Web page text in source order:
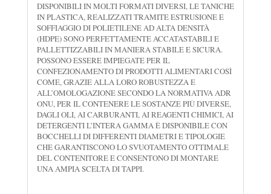
DISPONIBILI IN MOLTI FORMATI DIVERSI, LE TANICHE
IN PLASTICA, REALIZZATI TRAMITE ESTRUSIONE E
SOFFIAGGIO DI POLIETILENE AD ALTA DENSITÀ
(HDPE) SONO PERFETTAMENTE ACCATASTABILI E
PALLETTIZZABILI IN MANIERA STABILE E SICURA.
POSSONO ESSERE IMPIEGATE PER IL
CONFEZIONAMENTO DI PRODOTTI ALIMENTARI COSÌ
COME, GRAZIE ALLA LORO ROBUSTEZZA E
ALL’OMOLOGAZIONE SECONDO LA NORMATIVA ADR
ONU, PER IL CONTENERE LE SOSTANZE PIÙ DIVERSE,
DAGLI OLI, AI CARBURANTI, AI REAGENTI CHIMICI, AI
DETERGENTI L’INTERA GAMMA È DISPONIBILE CON
BOCCHELLI DI DIFFERENTI DIAMETRI E TIPOLOGIE
CHE GARANTISCONO LO SVUOTAMENTO OTTIMALE
DEL CONTENITORE E CONSENTONO DI MONTARE
UNA AMPIA SCELTA DI TAPPI.